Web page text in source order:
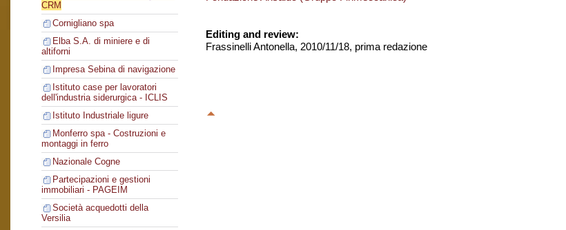
CRM
Cornigliano spa
Elba S.A. di miniere e di
altiforni
Impresa Sebina di navigazione
Istituto case per lavoratori
dell'industria siderurgica - ICLIS
Istituto Industriale ligure
Monferro spa - Costruzioni e
montaggi in ferro
Nazionale Cogne
Partecipazioni e gestioni
immobiliari - PAGEIM
Società acquedotti della
Versilia
Editing and review:
Frassinelli Antonella, 2010/11/18, prima redazione